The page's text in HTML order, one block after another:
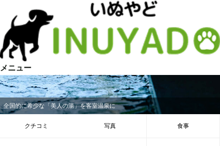
メニュー
全国的に希少な「美人の湯」を客室温泉に
クチコミ 写真 食事